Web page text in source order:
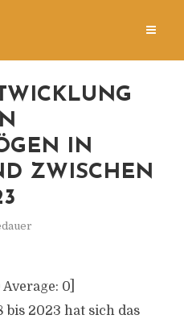
IN
ZWISCHEN
Average: 0]
bis 2023 hat sich das